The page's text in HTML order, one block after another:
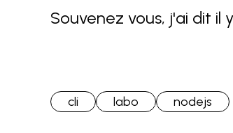
Souvenez vous, j'ai dit il
cli labo nodejs